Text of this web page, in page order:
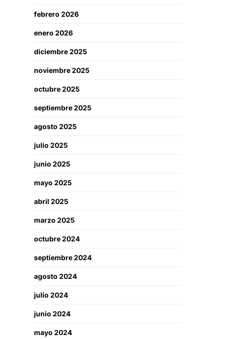
febrero 2026
enero 2026
diciembre 2025
noviembre 2025
octubre 2025
septiembre 2025
agosto 2025
julio 2025
junio 2025
mayo 2025
abril 2025
marzo 2025
octubre 2024
septiembre 2024
agosto 2024
julio 2024
junio 2024
mayo 2024